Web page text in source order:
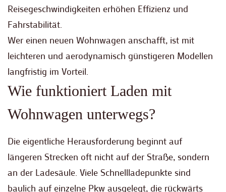
Reisegeschwindigkeiten erhöhen Effizienz und
Fahrstabilität.
Wer einen neuen Wohnwagen anschafft, ist mit
leichteren und aerodynamisch günstigeren Modellen
langfristig im Vorteil.
Wie funktioniert Laden mit
Wohnwagen unterwegs?
Die eigentliche Herausforderung beginnt auf
längeren Strecken oft nicht auf der Straße, sondern
an der Ladesäule. Viele Schnellladepunkte sind
baulich auf einzelne Pkw ausgelegt, die rückwärts